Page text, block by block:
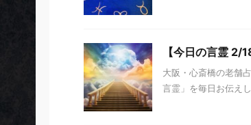
【今日の言霊 2/
大阪・心斎橋の老舗
言霊」を毎日お伝え